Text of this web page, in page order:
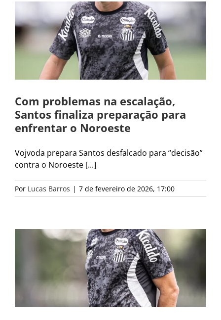
Com problemas na escalação,
Santos finaliza preparação para
enfrentar o Noroeste
Vojvoda prepara Santos desfalcado para “decisão”
contra o Noroeste [...]
Por Lucas Barros | 7 de fevereiro de 2026, 17:00